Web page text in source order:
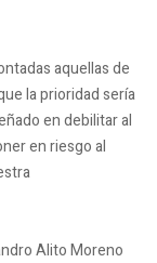
aquellas de
la prioridad sería
en debilitar al
en riesgo al
Alito Moreno